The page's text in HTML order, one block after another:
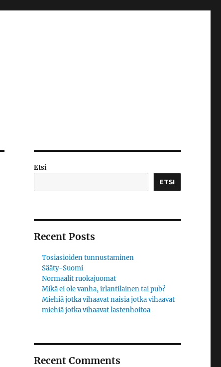
Etsi
ETSI
Recent Posts
Tosiasioiden tunnustaminen
Sääty-Suomi
Normaalit ruokajuomat
Mikä ei ole vanha, irlantilainen tai pub?
Miehiä jotka vihaavat naisia jotka vihaavat
miehiä jotka vihaavat lastenhoitoa
Recent Comments